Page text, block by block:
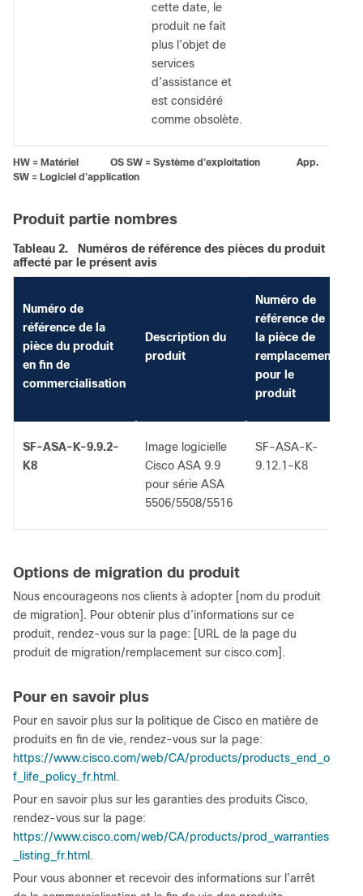
cette date, le
produit ne fait
plus l’objet de
services
d’assistance et
est considéré
comme obsolète.
HW = Matériel OS SW = Système d'exploitation App.
SW = Logiciel d'application
Produit partie nombres
Tableau 2.
Numéros de référence des pièces du produit
affecté par le présent avis
Numéro de
référence de la
pièce du produit
en fin de
commercialisation
Description du
produit
Numéro de
référence de
la pièce de
remplacement
pour le
produit
SF-ASA-K-9.9.2-
K8
Image logicielle
Cisco ASA 9.9
pour série ASA
5506/5508/5516
SF-ASA-K-
9.12.1-K8
Options de migration du produit
Nous encourageons nos clients à adopter [nom du produit
de migration]. Pour obtenir plus d’informations sur ce
produit, rendez-vous sur la page: [URL de la page du
produit de migration/remplacement sur cisco.com].
Pour en savoir plus
Pour en savoir plus sur la politique de Cisco en matière de
produits en fin de vie, rendez-vous sur la page:
https://www.cisco.com/web/CA/products/products_end_o
f_life_policy_fr.html .
Pour en savoir plus sur les garanties des produits Cisco,
rendez-vous sur la page:
https://www.cisco.com/web/CA/products/prod_warranties
_listing_fr.html .
Pour vous abonner et recevoir des informations sur l’arrêt